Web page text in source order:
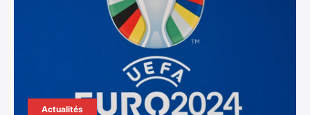
Actualités